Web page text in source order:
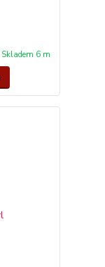
Skladem 6 m